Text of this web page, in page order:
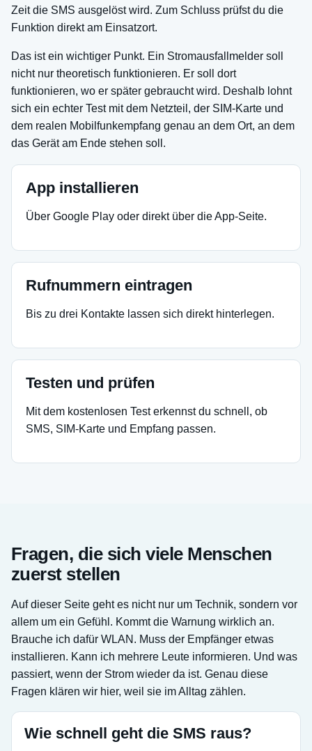
Zeit die SMS ausgelöst wird. Zum Schluss prüfst du die
Funktion direkt am Einsatzort.
Das ist ein wichtiger Punkt. Ein Stromausfallmelder soll
nicht nur theoretisch funktionieren. Er soll dort
funktionieren, wo er später gebraucht wird. Deshalb lohnt
sich ein echter Test mit dem Netzteil, der SIM-Karte und
dem realen Mobilfunkempfang genau an dem Ort, an dem
das Gerät am Ende stehen soll.
App installieren
Über Google Play oder direkt über die App-Seite.
Rufnummern eintragen
Bis zu drei Kontakte lassen sich direkt hinterlegen.
Testen und prüfen
Mit dem kostenlosen Test erkennst du schnell, ob
SMS, SIM-Karte und Empfang passen.
Fragen, die sich viele Menschen
zuerst stellen
Auf dieser Seite geht es nicht nur um Technik, sondern vor
allem um ein Gefühl. Kommt die Warnung wirklich an.
Brauche ich dafür WLAN. Muss der Empfänger etwas
installieren. Kann ich mehrere Leute informieren. Und was
passiert, wenn der Strom wieder da ist. Genau diese
Fragen klären wir hier, weil sie im Alltag zählen.
Wie schnell geht die SMS raus?